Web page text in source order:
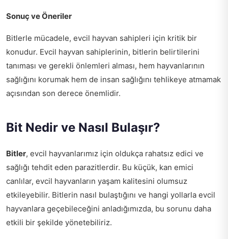
Sonuç ve Öneriler
Bitlerle mücadele, evcil hayvan sahipleri için kritik bir
konudur. Evcil hayvan sahiplerinin, bitlerin belirtilerini
tanıması ve gerekli önlemleri alması, hem hayvanlarının
sağlığını korumak hem de insan sağlığını tehlikeye atmamak
açısından son derece önemlidir.
Bit Nedir ve Nasıl Bulaşır?
Bitler, evcil hayvanlarımız için oldukça rahatsız edici ve
sağlığı tehdit eden parazitlerdir. Bu küçük, kan emici
canlılar, evcil hayvanların yaşam kalitesini olumsuz
etkileyebilir. Bitlerin nasıl bulaştığını ve hangi yollarla evcil
hayvanlara geçebileceğini anladığımızda, bu sorunu daha
etkili bir şekilde yönetebiliriz.